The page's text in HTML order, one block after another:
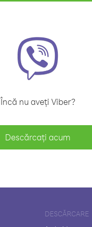
Încă nu aveți Viber?
Descărcați acum
DESCĂRCARE